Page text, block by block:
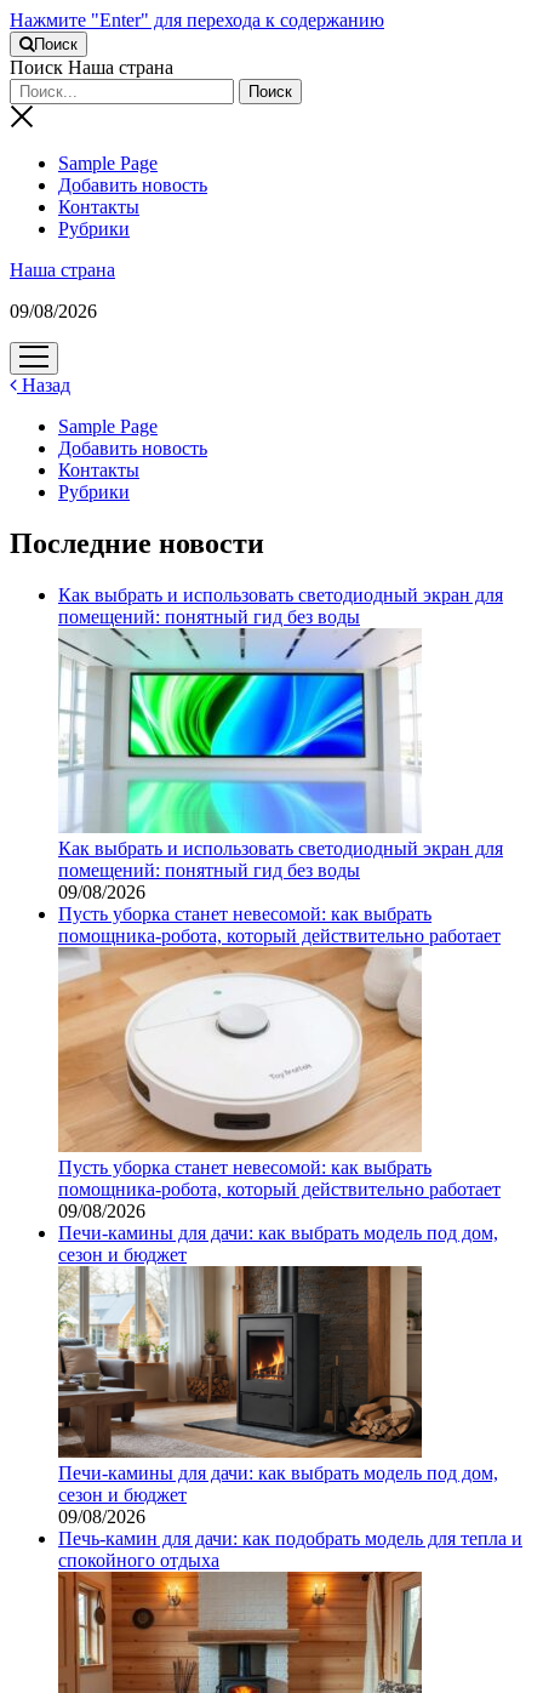
Нажмите "Enter" для перехода к содержанию
Поиск
Поиск Наша страна
Sample Page
Добавить новость
Контакты
Рубрики
Наша страна
09/08/2026
открыть
меню
Назад
Sample Page
Добавить новость
Контакты
Рубрики
Последние новости
Как выбрать и использовать светодиодный экран для
помещений: понятный гид без воды
Как выбрать и использовать светодиодный экран для
помещений: понятный гид без воды
09/08/2026
Пусть уборка станет невесомой: как выбрать
помощника‑робота, который действительно работает
Пусть уборка станет невесомой: как выбрать
помощника‑робота, который действительно работает
09/08/2026
Печи-камины для дачи: как выбрать модель под дом,
сезон и бюджет
Печи-камины для дачи: как выбрать модель под дом,
сезон и бюджет
09/08/2026
Печь-камин для дачи: как подобрать модель для тепла и
спокойного отдыха